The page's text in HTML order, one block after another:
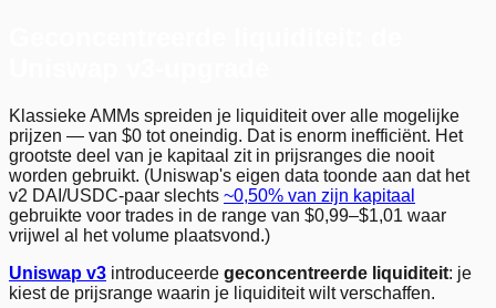
Klassieke AMMs spreiden je liquiditeit over alle mogelijke
prijzen — van $0 tot oneindig. Dat is enorm inefficiënt. Het
grootste deel van je kapitaal zit in prijsranges die nooit
worden gebruikt. (Uniswap's eigen data toonde aan dat het
v2 DAI/USDC-paar slechts ~0,50% van zijn kapitaal
gebruikte voor trades in de range van $0,99–$1,01 waar
vrijwel al het volume plaatsvond.)
Uniswap v3 introduceerde geconcentreerde liquiditeit: je
kiest de prijsrange waarin je liquiditeit wilt verschaffen.